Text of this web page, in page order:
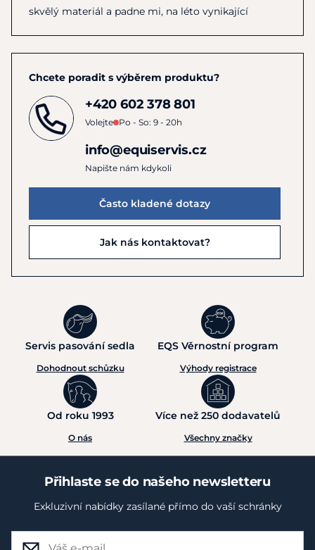
skvělý materiál a padne mi, na léto vynikající
Chcete poradit s výběrem produktu?
+420 602 378 801
Volejte Po - So: 9 - 20h
info@equiservis.cz
Napište nám kdykoli
Často kladené dotazy
Jak nás kontaktovat?
Servis pasování sedla
Dohodnout schůzku
EQS Věrnostní program
Výhody registrace
Od roku 1993
O nás
Více než 250 dodavatelů
Všechny značky
Přihlaste se do našeho newsletteru
Exkluzivní nabídky zasílané přímo do vaší schránky